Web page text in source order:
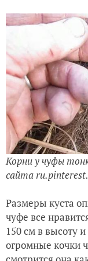
Корни у чуфы
сайта
Размеры куста
чуфе все
150 см в высоту
огромные кочки